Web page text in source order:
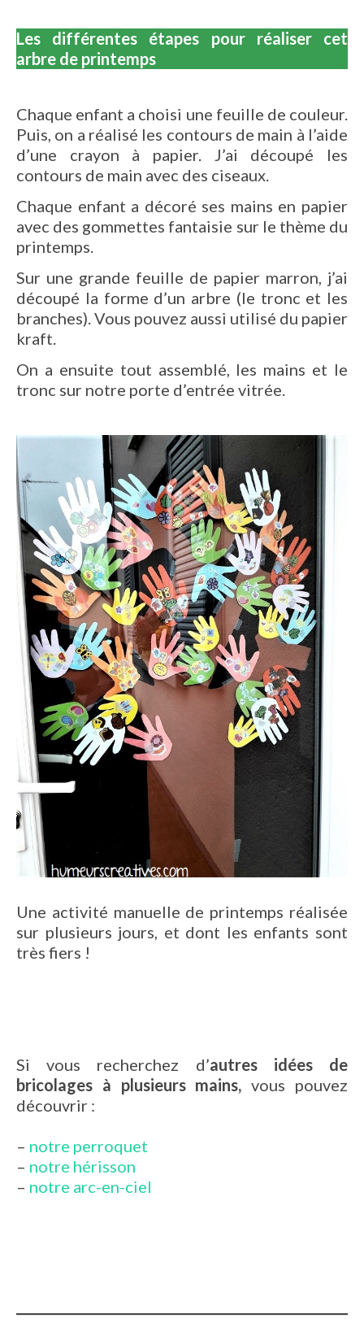
Les différentes étapes pour réaliser cet
arbre de printemps
Chaque enfant a choisi une feuille de couleur.
Puis, on a réalisé les contours de main à l’aide
d’une crayon à papier. J’ai découpé les
contours de main avec des ciseaux.
Chaque enfant a décoré ses mains en papier
avec des gommettes fantaisie sur le thème du
printemps.
Sur une grande feuille de papier marron, j’ai
découpé la forme d’un arbre (le tronc et les
branches). Vous pouvez aussi utilisé du papier
kraft.
On a ensuite tout assemblé, les mains et le
tronc sur notre porte d’entrée vitrée.
Une activité manuelle de printemps réalisée
sur plusieurs jours, et dont les enfants sont
très fiers !
Si vous recherchez d’autres idées de
bricolages à plusieurs mains, vous pouvez
découvrir :
– notre perroquet
– notre hérisson
– notre arc-en-ciel